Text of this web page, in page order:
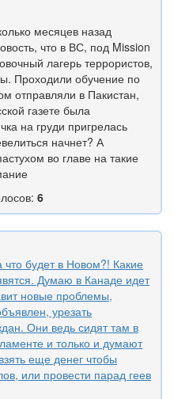
месяцев назад
что в ВС, под Mission
лагерь террористов,
Проходили обучение по
отправляли в Пакистан,
газете была
на груди пригрелась
начнет? А
во главе на такие
6
что будет в Новом?! Какие
Думаю в Канаде идет
новые проблемы,
урезать
Они ведь сидят там в
и только и думают
еще денег чтобы
или провести парад геев